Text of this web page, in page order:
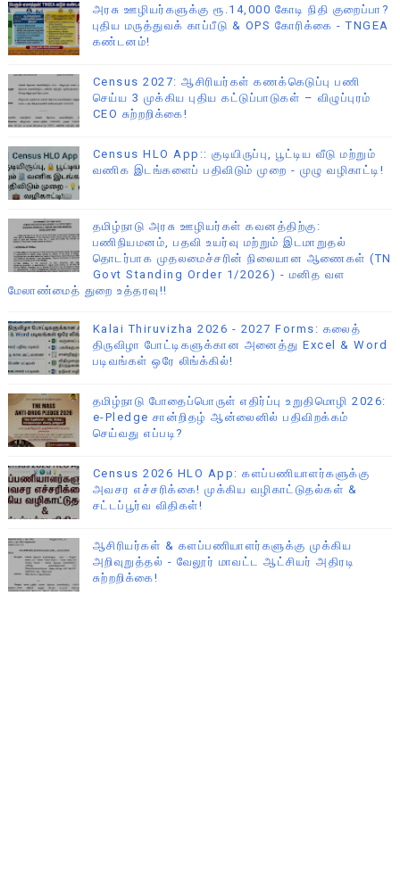
அரசு ஊழியர்களுக்கு ரூ.14,000 கோடி நிதி குறைப்பா?
புதிய மருத்துவக் காப்பீடு & OPS கோரிக்கை - TNGEA
கண்டனம்!
Census 2027: ஆசிரியர்கள் கணக்கெடுப்பு பணி
செய்ய 3 முக்கிய புதிய கட்டுப்பாடுகள் – விழுப்புரம்
CEO சுற்றறிக்கை!
Census HLO App:: குடியிருப்பு, பூட்டிய வீடு மற்றும்
வணிக இடங்களைப் பதிவிடும் முறை - முழு வழிகாட்டி!
தமிழ்நாடு அரசு ஊழியர்கள் கவனத்திற்கு:
பணிநியமனம், பதவி உயர்வு மற்றும் இடமாறுதல்
தொடர்பாக முதலமைச்சரின் நிலையான ஆணைகள் (TN
Govt Standing Order 1/2026) - மனித வள
மேலாண்மைத் துறை உத்தரவு!!
Kalai Thiruvizha 2026 - 2027 Forms: கலைத்
திருவிழா போட்டிகளுக்கான அனைத்து Excel & Word
படிவங்கள் ஒரே லிங்க்கில்!
தமிழ்நாடு போதைப்பொருள் எதிர்ப்பு உறுதிமொழி 2026:
e-Pledge சான்றிதழ் ஆன்லைனில் பதிவிறக்கம்
செய்வது எப்படி?
Census 2026 HLO App: களப்பணியாளர்களுக்கு
அவசர எச்சரிக்கை! முக்கிய வழிகாட்டுதல்கள் &
சட்டப்பூர்வ விதிகள்!
ஆசிரியர்கள் & களப்பணியாளர்களுக்கு முக்கிய
அறிவுறுத்தல் - வேலூர் மாவட்ட ஆட்சியர் அதிரடி
சுற்றறிக்கை!